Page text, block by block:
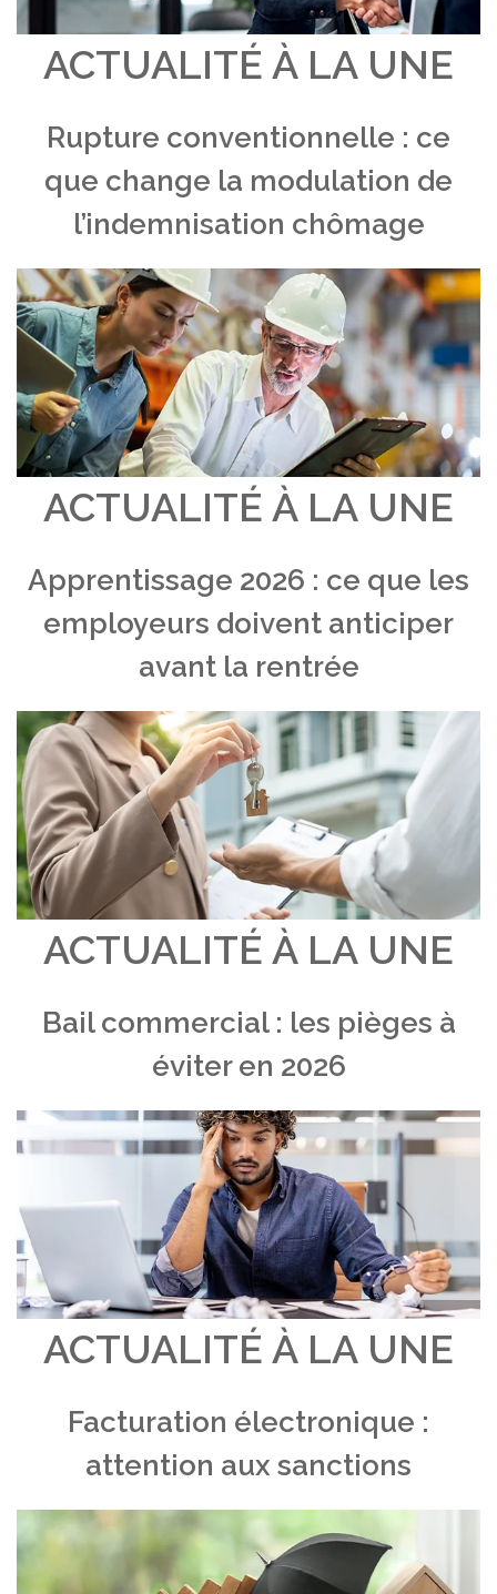
ACTUALITÉ À LA UNE
Rupture conventionnelle : ce
que change la modulation de
l’indemnisation chômage
ACTUALITÉ À LA UNE
Apprentissage 2026 : ce que les
employeurs doivent anticiper
avant la rentrée
ACTUALITÉ À LA UNE
Bail commercial : les pièges à
éviter en 2026
ACTUALITÉ À LA UNE
Facturation électronique :
attention aux sanctions